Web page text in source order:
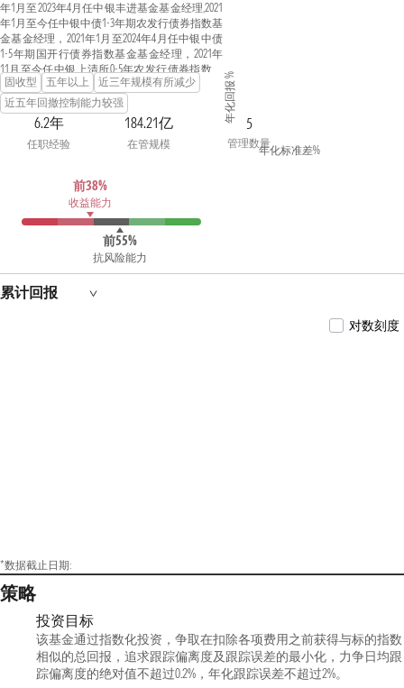
年1月至2023年4月任中银丰进基金基金经理,2021
年1月至今任中银中债1-3年期农发行债券指数基
金基金经理，2021年1月至2024年4月任中银中债
1-5年期国开行债券指数基金基金经理，2021年
11月至今任中银上清所0-5年农发行债券指数基
金基金经理，2022年5月至2023年6月任中银沃享
基金基金经理，2022年5月至今任中银泰享基金
基金经理，2022年6月至2023年8月任中银誉享基
金基金经理，2022年11月至2024年4月任中银乐享
基金基金经理，2022年12月至今任中银淳享基金
固收型 五年以上
近三年规模有所减少
近五年回撤控制能力较强
6.2年
任职经验
184.21亿
在管规模
5
管理数量
前38%
收益能力
前55%
抗风险能力
年化回报 %
年化标准差%
累计回报
对数刻度
*数据截止日期:
策略
投资目标
该基金通过指数化投资，争取在扣除各项费用之前获得与标的指数
相似的总回报，追求跟踪偏离度及跟踪误差的最小化，力争日均跟
踪偏离度的绝对值不超过0.2%，年化跟踪误差不超过2%。